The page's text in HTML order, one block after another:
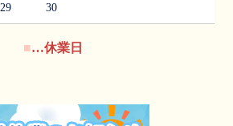
29 30
■…休業日